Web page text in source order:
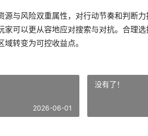
源与风险双重属性，对行动节奏和判断
家可以更从容地应对搜索与对抗。合理
转变为可控收益点。
2026-06-01
没有了！